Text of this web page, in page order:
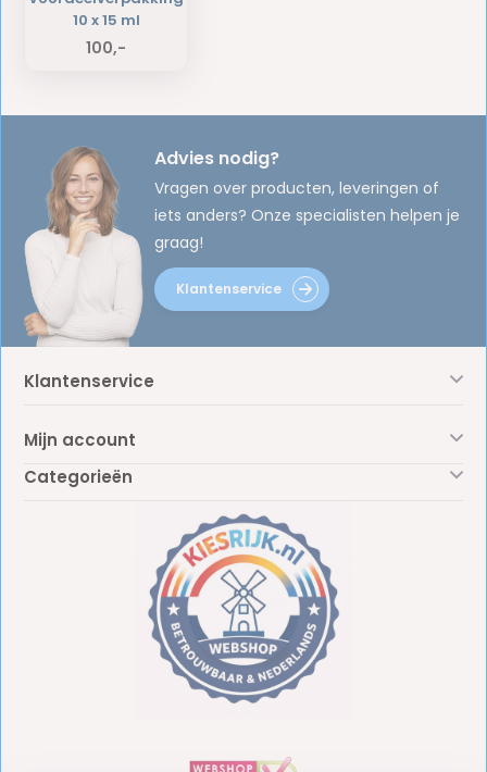
10 x 15 ml
100,-
Advies nodig?
Vragen over producten, leveringen of
iets anders? Onze specialisten helpen je
graag!
Klantenservice
Klantenservice
Mijn account
Categorieën